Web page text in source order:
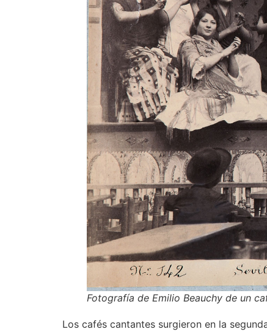
Fotografía de Emilio Beauchy de un
Los cafés cantantes surgieron en la